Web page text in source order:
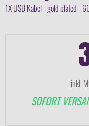
1X USB Kabel - gold plated -
inkl.
SOFORT